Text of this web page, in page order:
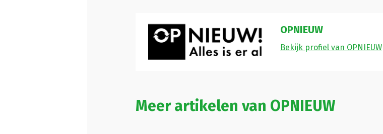
OPNIEUW
Bekijk profiel van OPNIEUW
Meer artikelen van OPNIEUW